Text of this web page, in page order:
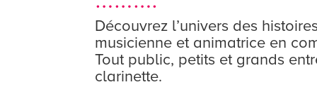
Découvrez l’univers des
musicienne et animatrice en
Tout public, petits et grands
clarinette.